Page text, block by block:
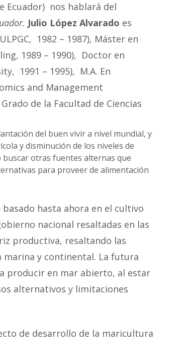
Ecuador) nos hablará del
Julio López Alvarado es
1982 – 1987), Máster en
1989 – 1990), Doctor en
1991 – 1995), M.A. En
and Management
de la Facultad de Ciencias
del buen vivir a nivel mundial, y
y disminución de los niveles de
otras fuentes alternas que
para proveer de alimentación
hasta ahora en el cultivo
nacional resaltadas en las
productiva, resaltando las
marina y continental. La futura
producir en mar abierto, al estar
alternativos y limitaciones
de desarrollo de la maricultura